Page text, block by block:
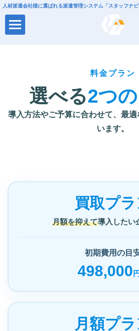
人材派遣会社様に選ばれる派遣管理システム「スタッフナ
料金プラン
選べる2つ
導入方法やご予算に合わせて、最
います。
買取プラ
月額を抑えて導入したい
初期費用の目
498,000
月額プ